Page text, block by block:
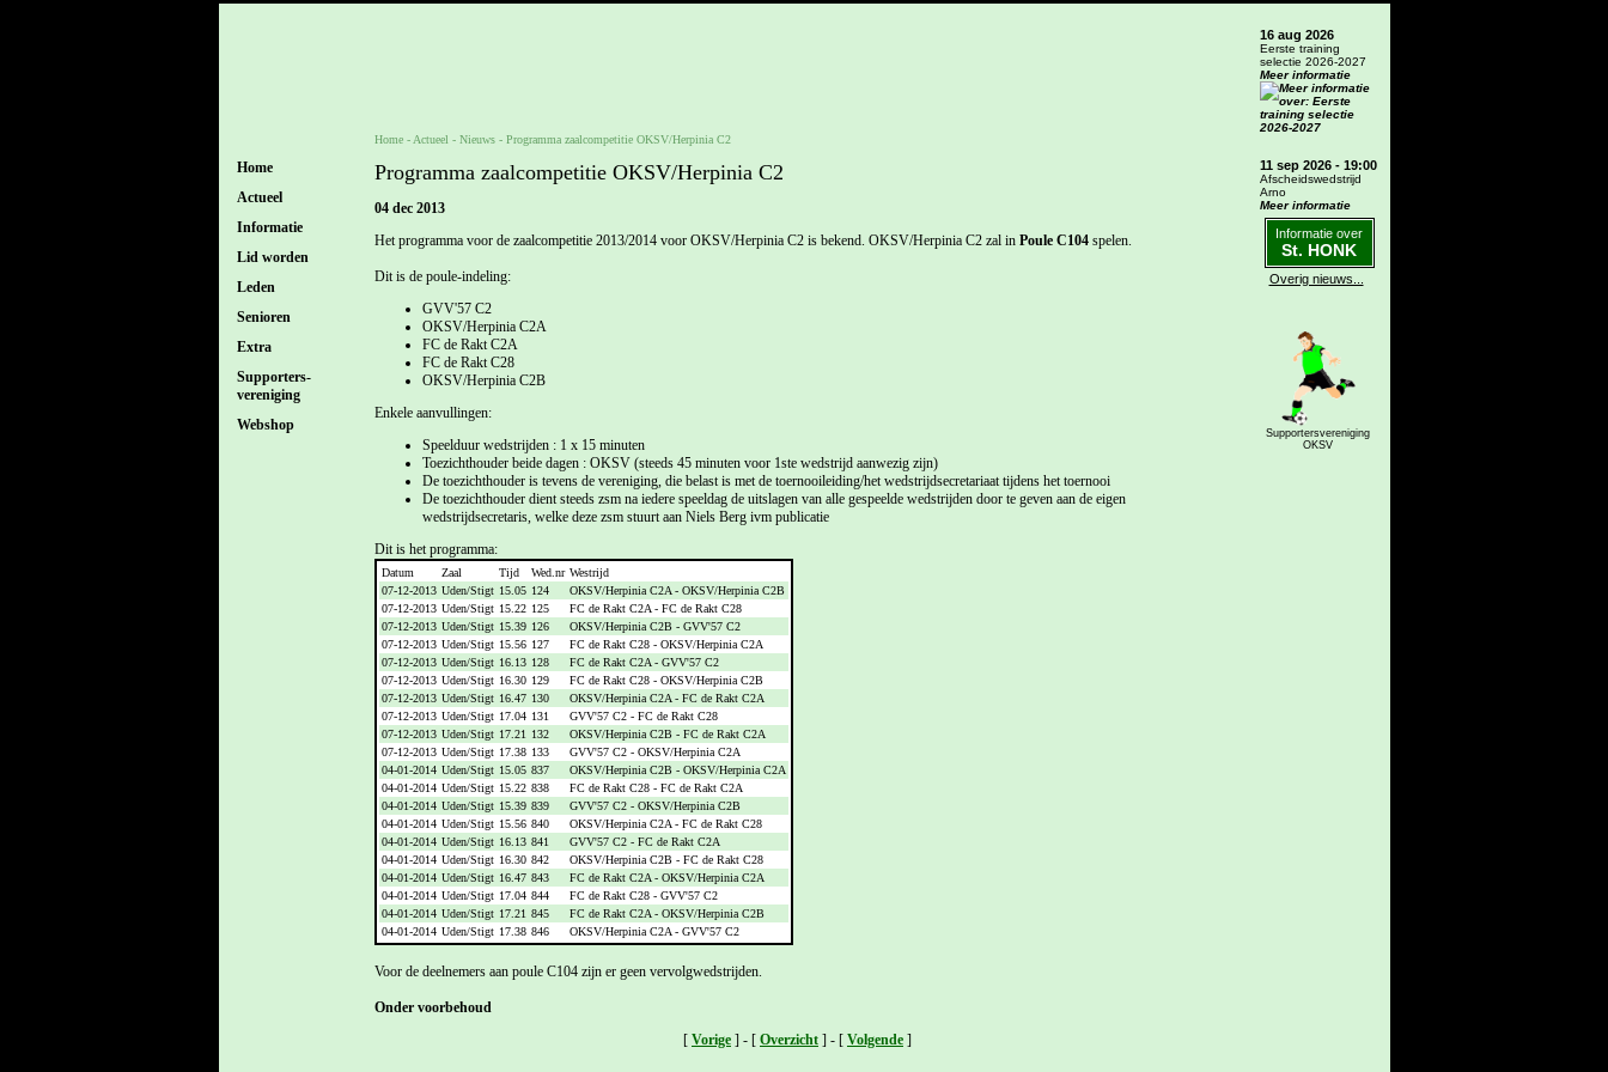
Home
Actueel
Informatie
Lid worden
Leden
Senioren
Extra
Supporters-
vereniging
Webshop
Home- Actueel - Nieuws- Programma zaalcompetitie OKSV/Herpinia C2
Programma zaalcompetitie OKSV/Herpinia C2
04 dec 2013
Het programma voor de zaalcompetitie 2013/2014 voor OKSV/Herpinia C2 is bekend. OKSV/Herpinia C2 zal in Poule C104spelen.
Dit is de poule-indeling:
GVV'57 C2
OKSV/Herpinia C2A
FC de Rakt C2A
FC de Rakt C28
OKSV/Herpinia C2B
Enkele aanvullingen:
Speelduur wedstrijden : 1 x 15 minuten
Toezichthouder beide dagen : OKSV (steeds 45 minuten voor 1ste wedstrijd aanwezig zijn)
De toezichthouder is tevens de vereniging, die belast is met de toernooileiding/het wedstrijdsecretariaat tijdens het toernooi
De toezichthouder dient steeds zsm na iedere speeldag de uitslagen van alle gespeelde wedstrijden door te geven aan de eigen
wedstrijdsecretaris, welke deze zsm stuurt aan Niels Berg ivm publicatie
Dit is het programma:
Datum Zaal Tijd Wed.nr Westrijd
07-12-2013 Uden/Stigt 15.05 124
OKSV/Herpinia C2A - OKSV/Herpinia C2B
07-12-2013 Uden/Stigt 15.22 125
FC de Rakt C2A - FC de Rakt C28
07-12-2013 Uden/Stigt 15.39 126
OKSV/Herpinia C2B - GVV'57 C2
07-12-2013 Uden/Stigt 15.56 127
FC de Rakt C28 - OKSV/Herpinia C2A
07-12-2013 Uden/Stigt 16.13 128
FC de Rakt C2A - GVV'57 C2
07-12-2013 Uden/Stigt 16.30 129
FC de Rakt C28 - OKSV/Herpinia C2B
07-12-2013 Uden/Stigt 16.47 130
OKSV/Herpinia C2A - FC de Rakt C2A
07-12-2013 Uden/Stigt 17.04 131
GVV'57 C2 - FC de Rakt C28
07-12-2013 Uden/Stigt 17.21 132
OKSV/Herpinia C2B - FC de Rakt C2A
07-12-2013 Uden/Stigt 17.38 133
GVV'57 C2 - OKSV/Herpinia C2A
04-01-2014 Uden/Stigt 15.05 837
OKSV/Herpinia C2B - OKSV/Herpinia C2A
04-01-2014 Uden/Stigt 15.22 838
FC de Rakt C28 - FC de Rakt C2A
04-01-2014 Uden/Stigt 15.39 839
GVV'57 C2 - OKSV/Herpinia C2B
04-01-2014 Uden/Stigt 15.56 840
OKSV/Herpinia C2A - FC de Rakt C28
04-01-2014 Uden/Stigt 16.13 841
GVV'57 C2 - FC de Rakt C2A
04-01-2014 Uden/Stigt 16.30 842
OKSV/Herpinia C2B - FC de Rakt C28
04-01-2014 Uden/Stigt 16.47 843
FC de Rakt C2A - OKSV/Herpinia C2A
04-01-2014 Uden/Stigt 17.04 844
FC de Rakt C28 - GVV'57 C2
04-01-2014 Uden/Stigt 17.21 845
FC de Rakt C2A - OKSV/Herpinia C2B
04-01-2014 Uden/Stigt 17.38 846 OKSV/Herpinia C2A - GVV'57 C2
Voor de deelnemers aan poule C104 zijn er geen vervolgwedstrijden.
Onder voorbehoud
[ Vorige ] - [ Overzicht ] - [ Volgende ]
16 aug 2026
Eerste training
selectie 2026-2027
Meer informatie
11 sep 2026 - 19:00
Afscheidswedstrijd
Arno
Meer informatie
Informatie over
St. HONK
Overig nieuws...
Supportersvereniging
OKSV